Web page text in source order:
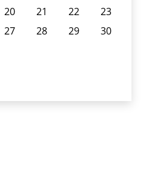
20 21 22
23
27 28 29
30